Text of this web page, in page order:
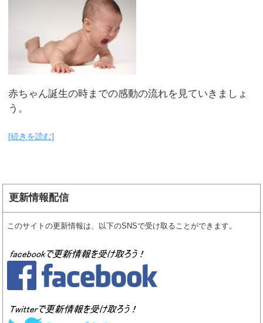
赤ちゃん誕生の時までの感動の流れを見ていきましょ
う。
[続きを読む]
更新情報配信
このサイトの更新情報は、以下のSNSで受け取ることができます。